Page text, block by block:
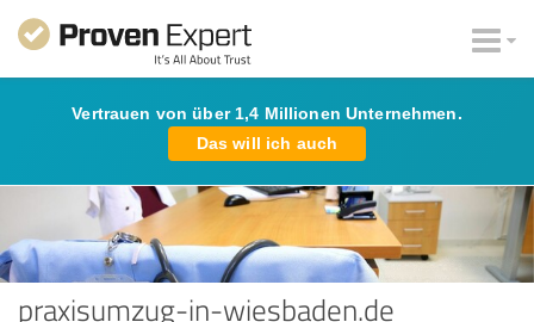
Vertrauen von über 1,4 Millionen Unternehmen.
Das will ich auch
praxisumzug-in-wiesbaden.de